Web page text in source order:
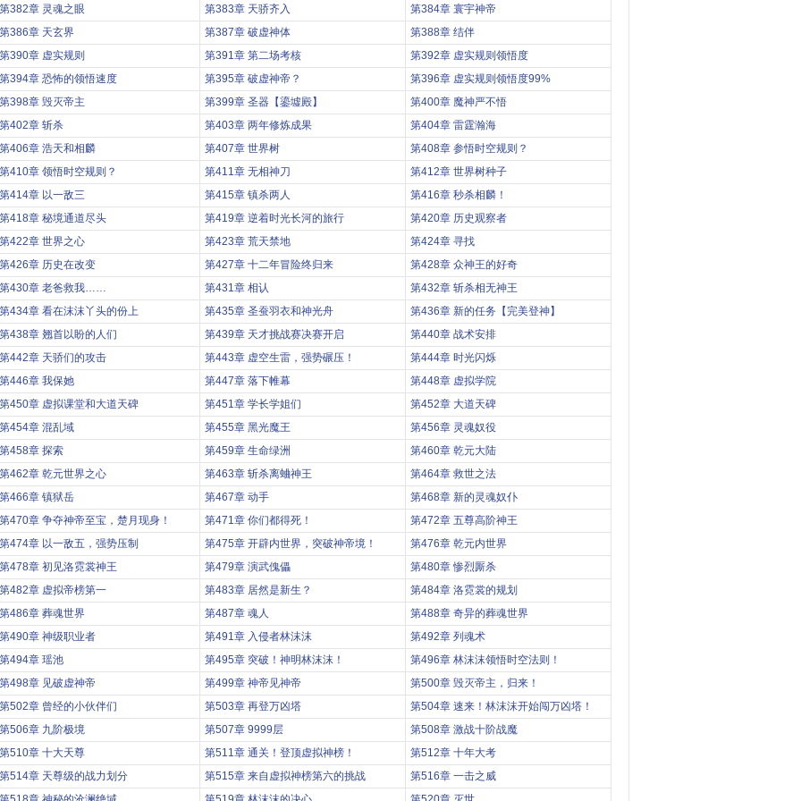
第382章 灵魂之眼 第383章 天骄齐入
第384章 寰宇神帝
第386章 天玄界
第387章 破虚神体
第388章 结伴
第390章 虚实规则
第391章 第二场考核
第392章 虚实规则领悟度
第394章 恐怖的领悟速度
第395章 破虚神帝？
第396章 虚实规则领悟度99%
第398章 毁灭帝主
第399章 圣器【鎏墟殿】
第400章 魔神严不悟
第402章 斩杀
第403章 两年修炼成果
第404章 雷霆瀚海
第406章 浩天和相麟
第407章 世界树
第408章 参悟时空规则？
第410章 领悟时空规则？
第411章 无相神刀
第412章 世界树种子
第414章 以一敌三
第415章 镇杀两人
第416章 秒杀相麟！
第418章 秘境通道尽头
第419章 逆着时光长河的旅行
第420章 历史观察者
第422章 世界之心
第423章 荒天禁地
第424章 寻找
第426章 历史在改变
第427章 十二年冒险终归来
第428章 众神王的好奇
第430章 老爸救我……
第431章 相认
第432章 斩杀相无神王
第434章 看在沫沫丫头的份上
第435章 圣蚕羽衣和神光舟
第436章 新的任务【完美登神】
第438章 翘首以盼的人们
第439章 天才挑战赛决赛开启
第440章 战术安排
第442章 天骄们的攻击
第443章 虚空生雷，强势碾压！
第444章 时光闪烁
第446章 我保她
第447章 落下帷幕
第448章 虚拟学院
第450章 虚拟课堂和大道天碑
第451章 学长学姐们
第452章 大道天碑
第454章 混乱域
第455章 黑光魔王
第456章 灵魂奴役
第458章 探索
第459章 生命绿洲
第460章 乾元大陆
第462章 乾元世界之心
第463章 斩杀离蛐神王
第464章 救世之法
第466章 镇狱岳
第467章 动手
第468章 新的灵魂奴仆
第470章 争夺神帝至宝，楚月现身！
第471章 你们都得死！
第472章 五尊高阶神王
第474章 以一敌五，强势压制
第475章 开辟内世界，突破神帝境！
第476章 乾元内世界
第478章 初见洛霓裳神王
第479章 演武傀儡
第480章 惨烈厮杀
第482章 虚拟帝榜第一
第483章 居然是新生？
第484章 洛霓裳的规划
第486章 葬魂世界
第487章 魂人
第488章 奇异的葬魂世界
第490章 神级职业者
第491章 入侵者林沫沫
第492章 列魂术
第494章 瑶池
第495章 突破！神明林沫沫！
第496章 林沫沫领悟时空法则！
第498章 见破虚神帝
第499章 神帝见神帝
第500章 毁灭帝主，归来！
第502章 曾经的小伙伴们
第503章 再登万凶塔
第504章 速来！林沫沫开始闯万凶塔！
第506章 九阶极境
第507章 9999层
第508章 激战十阶战魔
第510章 十大天尊
第511章 通关！登顶虚拟神榜！
第512章 十年大考
第514章 天尊级的战力划分
第515章 来自虚拟神榜第六的挑战
第516章 一击之威